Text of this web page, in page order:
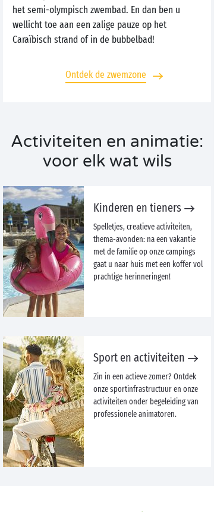
het semi-olympisch zwembad. En dan ben u
wellicht toe aan een zalige pauze op het
Caraïbisch strand of in de bubbelbad!
Ontdek de zwemzone
Activiteiten en animatie:
voor elk wat wils
Kinderen en tieners
Spelletjes, creatieve activiteiten,
thema-avonden: na een vakantie
met de familie op onze campings
gaat u naar huis met een koffer vol
prachtige herinneringen!
Sport en activiteiten
Zin in een actieve zomer? Ontdek
onze sportinfrastructuur en onze
activiteiten onder begeleiding van
professionele animatoren.